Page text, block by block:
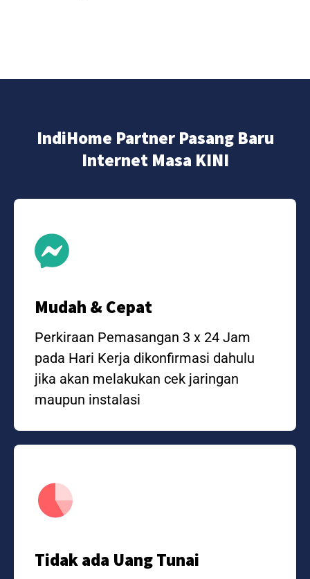
IndiHome Partner Pasang Baru
Internet Masa KINI
Mudah & Cepat
Perkiraan Pemasangan 3 x 24 Jam
pada Hari Kerja dikonfirmasi dahulu
jika akan melakukan cek jaringan
maupun instalasi
Tidak ada Uang Tunai